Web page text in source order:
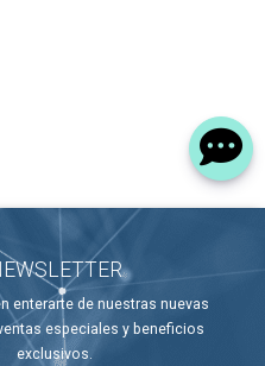
enterarte de nuestras nuevas
especiales y beneficios
exclusivos.